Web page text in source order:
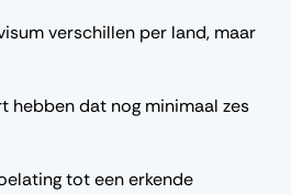
verschillen per land, maar
hebben dat nog minimaal zes
tot een erkende